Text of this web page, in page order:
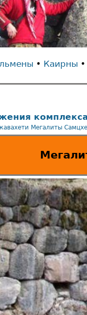
• Каирны •
Мегалиты